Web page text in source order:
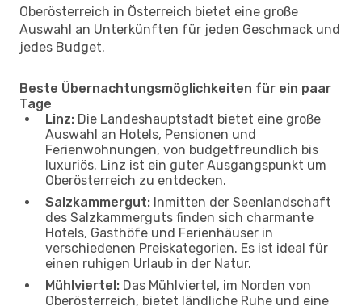
Oberösterreich in Österreich bietet eine große
Auswahl an Unterkünften für jeden Geschmack und
jedes Budget.
Beste Übernachtungsmöglichkeiten für ein paar
Tage
Linz: Die Landeshauptstadt bietet eine große
Auswahl an Hotels, Pensionen und
Ferienwohnungen, von budgetfreundlich bis
luxuriös. Linz ist ein guter Ausgangspunkt um
Oberösterreich zu entdecken.
Salzkammergut: Inmitten der Seenlandschaft
des Salzkammerguts finden sich charmante
Hotels, Gasthöfe und Ferienhäuser in
verschiedenen Preiskategorien. Es ist ideal für
einen ruhigen Urlaub in der Natur.
Mühlviertel: Das Mühlviertel, im Norden von
Oberösterreich, bietet ländliche Ruhe und eine